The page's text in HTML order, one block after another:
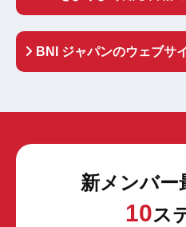
BNI ジャパンのウェブサ
新メンバー
10ス